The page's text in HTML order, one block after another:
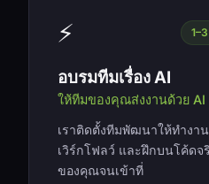
⚡
อบรมทีมเรื่อง AI
ให้ทีมของคุณส่งงานด้วย AI
เราติดตั้งทีมพัฒนาให้ทำงา
เวิร์กโฟลว์ และฝึกบนโค้ด
ของคุณจนเข้าที่